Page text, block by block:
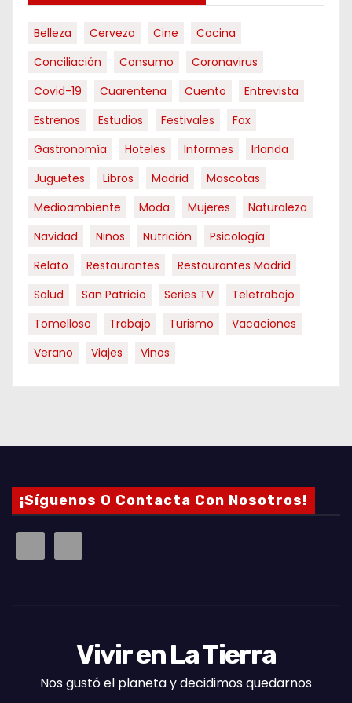
Belleza Cerveza Cine
Cocina
Conciliación
Consumo
Coronavirus
Covid-19
Cuarentena Cuento
Entrevista
Estrenos
Estudios Festivales
Fox
Gastronomía
Hoteles Informes
Irlanda
Juguetes
Libros Madrid
Mascotas
Medioambiente
Moda Mujeres
Naturaleza
Navidad
Niños Nutrición
Psicología
Relato
Restaurantes
Restaurantes Madrid
Salud
San Patricio Series TV
Teletrabajo
Tomelloso
Trabajo Turismo
Vacaciones
Verano
Viajes Vinos
¡Síguenos O Contacta Con Nosotros!
Vivir en La Tierra
Nos gustó el planeta y decidimos quedarnos